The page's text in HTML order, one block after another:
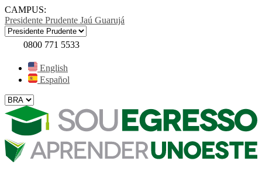
CAMPUS:
Presidente Prudente Jaú Guarujá
0800 771 5533
English
Español